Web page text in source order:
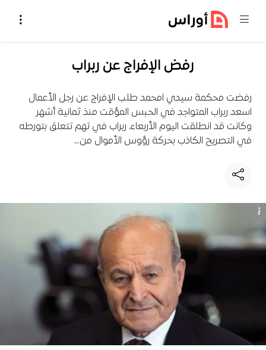
رفض الإفراج عن ربراب
رفضت محكمة سيدي امحمد طلب الإفراج عن رجل الأعمال
اسعد ربراب المتواجد في الحبس المؤقت منذ ثمانية أشهر
وكانت قد انطلقت اليوم الأربعاء، ربراب في تهم تتعلق بتورطه
في التصريح الكاذب بحركة رؤوس الأموال من…